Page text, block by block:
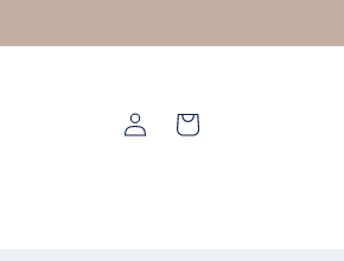
Iniciar
sesión
Carrito